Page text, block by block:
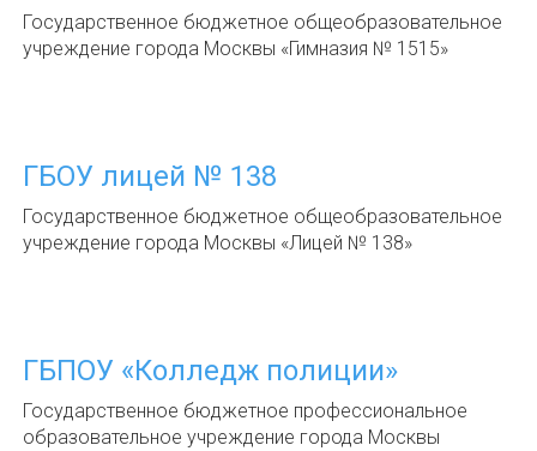
Государственное бюджетное общеобразовательное
учреждение города Москвы «Гимназия № 1515»
ГБОУ лицей № 138
Государственное бюджетное общеобразовательное
учреждение города Москвы «Лицей № 138»
ГБПОУ «Колледж полиции»
Государственное бюджетное профессиональное
образовательное учреждение города Москвы